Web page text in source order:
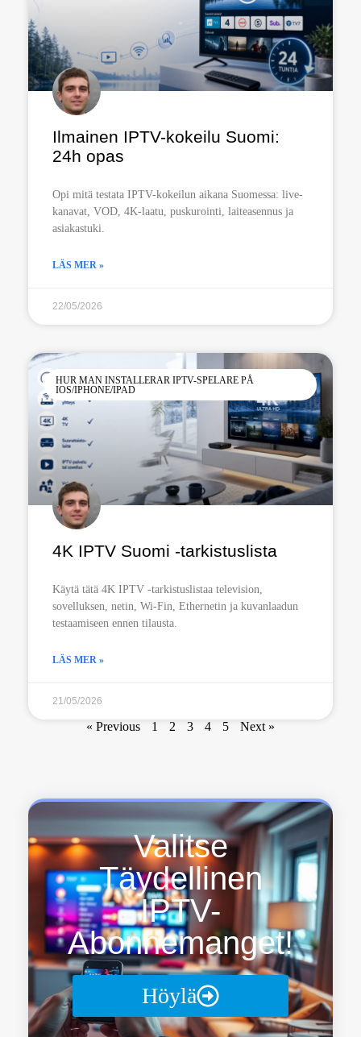
Ilmainen IPTV-kokeilu Suomi:
24h opas
Opi mitä testata IPTV-kokeilun aikana Suomessa: live-
kanavat, VOD, 4K-laatu, puskurointi, laiteasennus ja
asiakastuki.
LÄS MER »
22/05/2026
HUR MAN INSTALLERAR IPTV-SPELARE PÅ
IOS/IPHONE/IPAD
4K IPTV Suomi -tarkistuslista
Käytä tätä 4K IPTV -tarkistuslistaa television,
sovelluksen, netin, Wi-Fin, Ethernetin ja kuvanlaadun
testaamiseen ennen tilausta.
LÄS MER »
21/05/2026
« Previous 1 2 3 4 5 Next »
Valitse
Täydellinen
IPTV-
Abonnemanget!
Höylä